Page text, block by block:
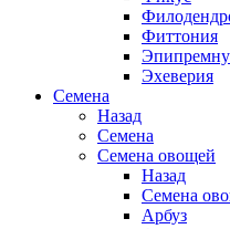
Фиттония
Эхеверия
Семена
Назад
Семена
Семена овощей
Назад
Семена
Арбуз